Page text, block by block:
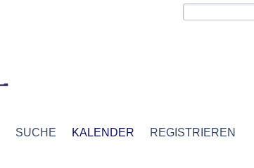
SUCHE KALENDER REGISTRIEREN